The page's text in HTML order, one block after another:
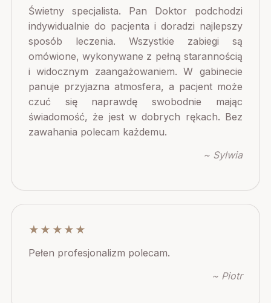
Świetny specjalista. Pan Doktor podchodzi
indywidualnie do pacjenta i doradzi najlepszy
sposób leczenia. Wszystkie zabiegi są
omówione, wykonywane z pełną starannością
i widocznym zaangażowaniem. W gabinecie
panuje przyjazna atmosfera, a pacjent może
czuć się naprawdę swobodnie mając
świadomość, że jest w dobrych rękach. Bez
zawahania polecam każdemu.
~ Sylwia
★★★★★
Pełen profesjonalizm polecam.
~ Piotr